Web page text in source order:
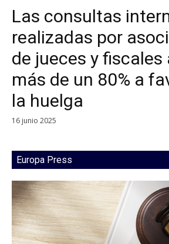
Las consultas
realizadas por
de jueces y fiscales
más de un 80% a
la huelga
16 junio 2025
Europa Press